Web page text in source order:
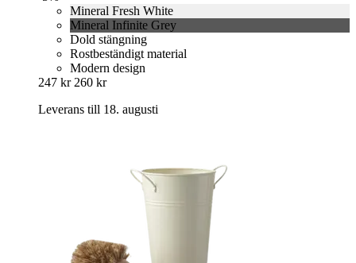
Mineral Fresh White
Mineral Infinite Grey
Dold stängning
Rostbeständigt material
Modern design
247 kr 260 kr
Leverans till 18. augusti